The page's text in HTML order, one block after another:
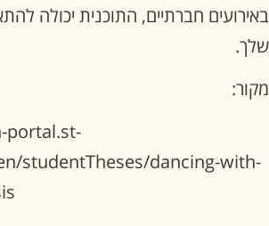
באירועים חברתיים, התוכנית יכולה
שלך.
מקור:
portal.st-
studentTheses/dancing-with-